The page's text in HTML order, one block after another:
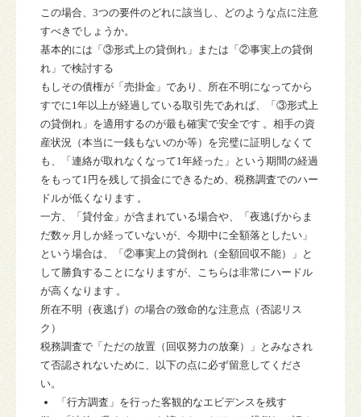
この場合、3つの要件のどれに該当し、どのような点に注意
すべきでしょうか。
基本的には「 ③形式上の貸倒れ」または「 ②事実上の貸倒
れ」で検討する
もしその債権が「売掛金」であり、所在不明になってから
すでに1年以上が経過 している取引先であれば、「③形式上
の貸倒れ」を適用するのが最も確実で安全です 。相手の資
産状況（本当に一銭もないのか等）を完璧に証明しなくて
も、「連絡が取れなくなって1年経った」という期間の経過
をもって1円を残して損金にできるため、税務調査でのハー
ドルが低くなります 。
一方、「貸付金」が含まれている場合や、「夜逃げからま
だ数ヶ月しか経っていないが、今期中に全額落としたい」
という場合は、「②事実上の貸倒れ（全額回収不能）」と
して勝負することになりますが、こちらは非常にハードル
が高くなります 。
所在不明（夜逃げ）の場合の致命的な注意点（否認リス
ク）
税務調査で「ただの放置（回収努力の放棄）」とみなされ
て否認されないために、以下の点に必ず留意してくださ
い。
「行方調査」を行った客観的なエビデンスを残す